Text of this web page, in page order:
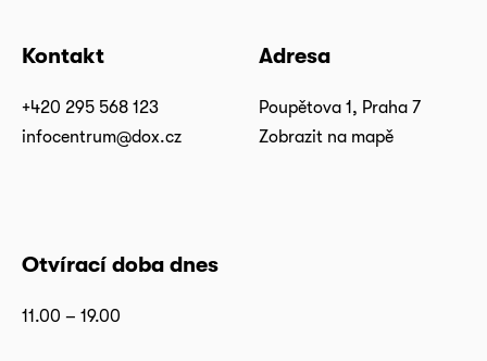
Kontakt
+420 295 568 123
infocentrum@dox.cz
Adresa
Poupětova 1, Praha 7
Zobrazit na mapě
Otvírací doba dnes
11.00 – 19.00